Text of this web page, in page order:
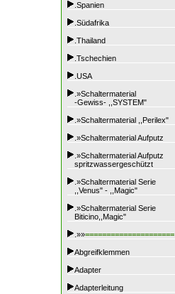
.Spanien
.Südafrika
.Thailand
.Tschechien
.USA
.»Schaltermaterial
-Gewiss- ,,SYSTEM"
.»Schaltermaterial ,,Perilex"
.»Schaltermaterial Aufputz
.»Schaltermaterial Aufputz
spritzwassergeschützt
.»Schaltermaterial Serie
,,Venus" - ,,Magic"
.»Schaltermaterial Serie
Biticino,,Magic"
.»»=====================
Abgreifklemmen
Adapter
Adapterleitung